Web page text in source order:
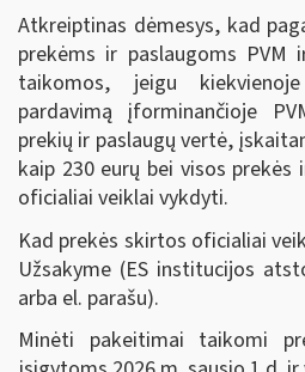
Atkreiptinas dėmesys, kad
prekėms ir paslaugoms
taikomos, jeigu
pardavimą įforminančioje
prekių ir paslaugų vertė,
kaip 230 eurų bei visos
oficialiai veiklai vykdyti.
Kad prekės skirtos oficialiai
Užsakyme (ES institucijos
arba el. parašu).
Minėti pakeitimai taikomi